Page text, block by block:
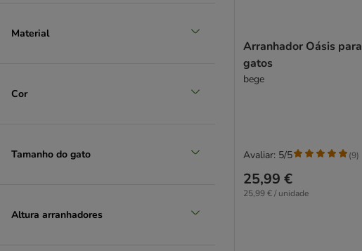
Material
Cor
Tamanho do gato
Altura arranhadores
Arranhador Oásis para
gatos
bege
25,99 €
25,99 € / unidade
Avaliar: 5/5 (9)